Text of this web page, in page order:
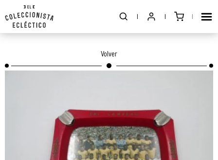
Volver